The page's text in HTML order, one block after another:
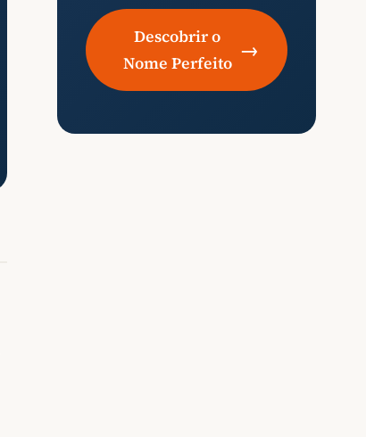
Descobrir o
Nome Perfeito
→